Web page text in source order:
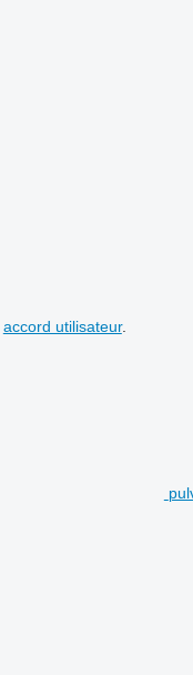
accord utilisateur.